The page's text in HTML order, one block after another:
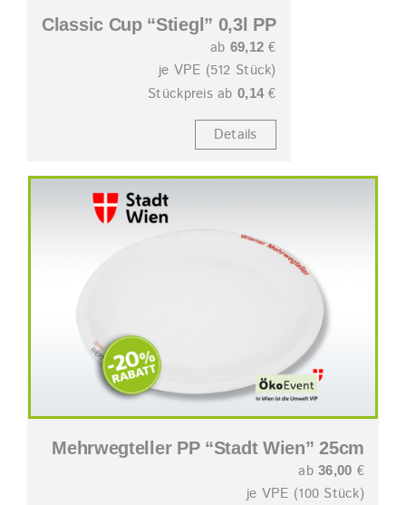
Classic Cup “Stiegl” 0,3l PP
ab 69,12 €
je VPE (512 Stück)
Stückpreis ab 0,14€
Details
Mehrwegteller PP “Stadt Wien” 25cm
ab36,00 €
je VPE (100 Stück)